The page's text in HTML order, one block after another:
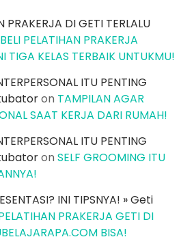
PRAKERJA DI GETI TERLALU
PELATIHAN PRAKERJA
TIGA KELAS TERBAIK UNTUKMU!
ITU PENTING
on TAMPILAN AGAR
SAAT KERJA DARI RUMAH!
ITU PENTING
onSELF GROOMING ITU
INI TIPSNYA! » Geti
PRAKERJA GETI DI
BISA!